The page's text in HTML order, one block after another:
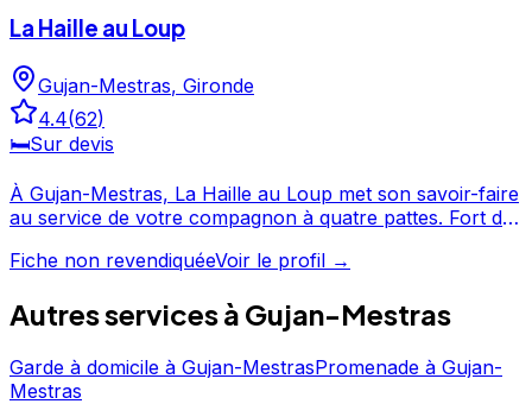
La Haille au Loup
Gujan-Mestras, Gironde
4.4(62)
🛏️Sur devis
À Gujan-Mestras, La Haille au Loup met son savoir-faire
au service de votre compagnon à quatre pattes. Fort de
choix de confiance pour la garde de votre chien. Prenez
garde de votre chien. La Haille au Loup est un
professionnel du service canin situé à Gujan-Mestras.
Noté 4.4/5 ⭐⭐⭐⭐ sur Google Maps avec 62 avis.
Fiche non revendiquéeVoir le profil →
Autres services à Gujan-Mestras
Garde à domicile à Gujan-MestrasPromenade à Gujan-
Mestras